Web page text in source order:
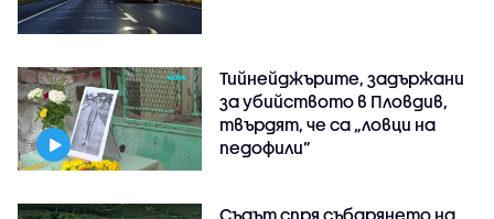
Тийнейджърите, задържани
за убийството в Пловдив,
твърдят, че са „ловци на
педофили”
Съдът спря събарянето на